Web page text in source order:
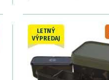
LETNÝ
VÝPREDAJ